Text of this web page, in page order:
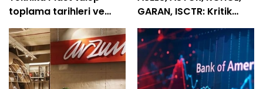
toplama tarihleri ve
tüm detaylar belli oldu
GARAN, ISCTR: Kritik
destek ve direnç
seviyeleri